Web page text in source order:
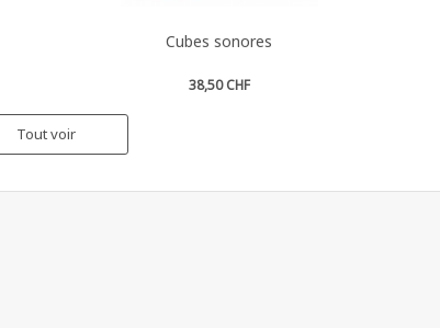
Cubes sonores
38,50 CHF
Tout voir